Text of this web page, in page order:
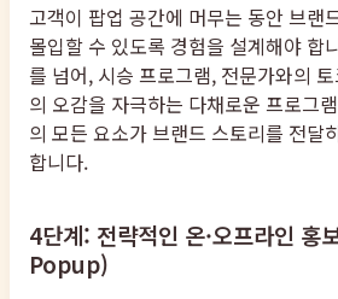
고객이 팝업 공간에 머무는 동안 브랜
몰입할 수 있도록 경험을 설계해야 합
를 넘어, 시승 프로그램, 전문가와의
의 오감을 자극하는 다채로운 프로그
의 모든 요소가 브랜드 스토리를 전달
합니다.
4단계: 전략적인 온·오프라인
Popup)